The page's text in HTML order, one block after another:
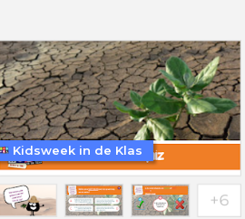
Kidsweek in de Klas